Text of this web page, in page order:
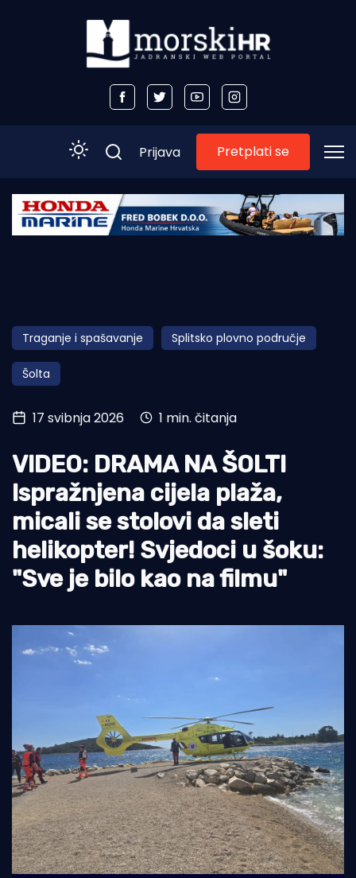
Početna
Obala
Otoci
Turizam i nautika
Pomorstvo
Ekologija
Tradicija i kultura
Prijava Pretplati se
Traganje i spašavanje Splitsko plovno područje
Šolta
17 svibnja 2026 1 min. čitanja
VIDEO: DRAMA NA ŠOLTI
Ispražnjena cijela plaža,
micali se stolovi da sleti
helikopter! Svjedoci u šoku:
"Sve je bilo kao na filmu"